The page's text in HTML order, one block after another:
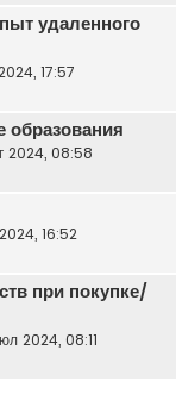
удаленного
17:57
образования
2024, 08:58
16:52
при покупке/
2024, 08:11